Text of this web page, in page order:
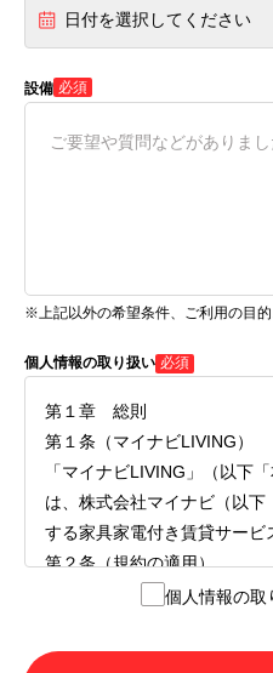
日付を選択してください
設備 必須
※上記以外の希望条件、ご利用の目
個人情報の取り扱い 必須
第１章 総則
第１条（マイナビLIVING）
「マイナビLIVING」（以下
は、株式会社マイナビ（以
する家具家電付き賃貸サービ
第２条（規約の適用）
１.本サービスを利用する者
LIVINGご契約にあたり取得
個人情報の取